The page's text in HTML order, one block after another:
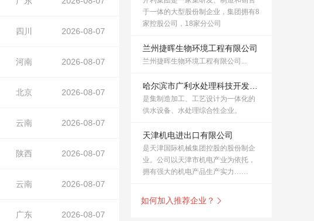
四川 2026-08-07
务项目（四次）-中标公告
河南 2026-08-07
北京 2026-08-07
及消防污水处理
云南 2026-08-07
陕西 2026-08-07
云南 2026-08-07
广东 2026-08-07
于一体的大型股份制企业，集团拥有8
家控股公司，18家分公司
兰州捷晖生物环境工程有限公司
兰州捷晖生物环境工程有限公司...
是集制造加工、工艺设计为一体化的
供水设备、水处理综合性企业。
天津机电进出口有限公司
是天津国际机械集团控股的股份制企
业。公司以天津市机电产业为依托，
拥有强大的机电产品生产实力……
如何加入推荐企业？ 